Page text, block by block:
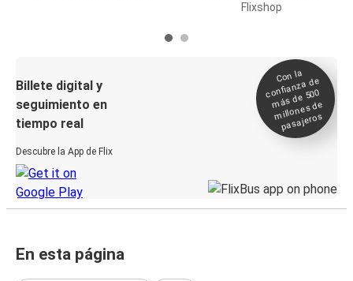
Flixshop
Billete digital y
seguimiento en
tiempo real
Descubre la App de Flix
Con la
confianza de
más de 500
millones de
pasajeros
En esta página